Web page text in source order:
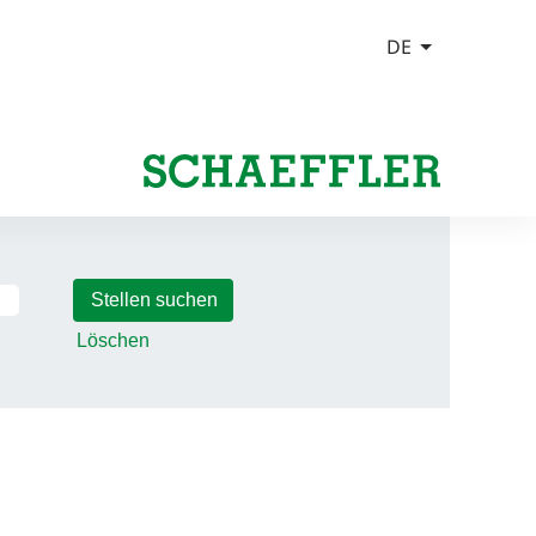
Löschen